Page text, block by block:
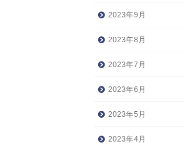
2023年9月
2023年8月
2023年7月
2023年6月
2023年5月
2023年4月